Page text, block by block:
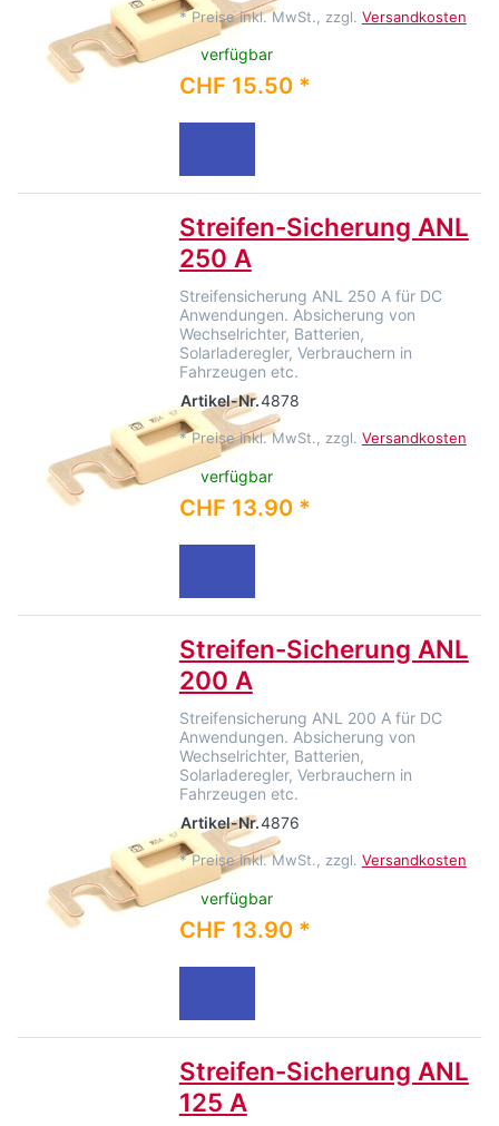
* Preise inkl. MwSt., zzgl. Versandkosten
verfügbar
CHF 15.50 *
Streifen-Sicherung ANL
250 A
Streifensicherung ANL 250 A für DC
Anwendungen. Absicherung von
Wechselrichter, Batterien,
Solarladeregler, Verbrauchern in
Fahrzeugen etc.
Artikel-Nr.4878
* Preise inkl. MwSt., zzgl. Versandkosten
verfügbar
CHF 13.90 *
Streifen-Sicherung ANL
200 A
Streifensicherung ANL 200 A für DC
Anwendungen. Absicherung von
Wechselrichter, Batterien,
Solarladeregler, Verbrauchern in
Fahrzeugen etc.
Artikel-Nr.4876
* Preise inkl. MwSt., zzgl. Versandkosten
verfügbar
CHF 13.90 *
Streifen-Sicherung ANL
125 A